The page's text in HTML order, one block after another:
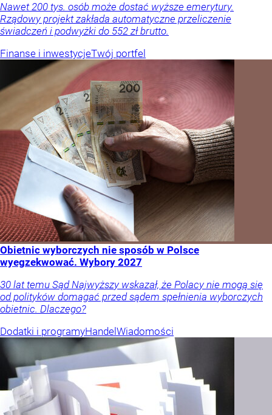
Nawet 200 tys. osób może dostać wyższe emerytury.
Rządowy projekt zakłada automatyczne przeliczenie
świadczeń i podwyżki do 552 zł brutto.
Finanse i inwestycjeTwój portfel
Obietnic wyborczych nie sposób w Polsce
wyegzekwować. Wybory 2027
30 lat temu Sąd Najwyższy wskazał, że Polacy nie mogą się
od polityków domagać przed sądem spełnienia wyborczych
obietnic. Dlaczego?
Dodatki i programyHandel Wiadomości